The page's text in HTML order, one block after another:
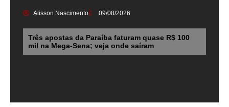
Alisson Nascimento 09/08/2026
Três apostas da Paraíba faturam quase R$ 100
mil na Mega-Sena; veja onde saíram